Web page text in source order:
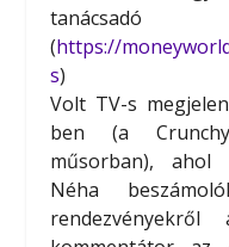
(https://
s)
Volt TV-s
ben (a
műsorban), ahol
Néha